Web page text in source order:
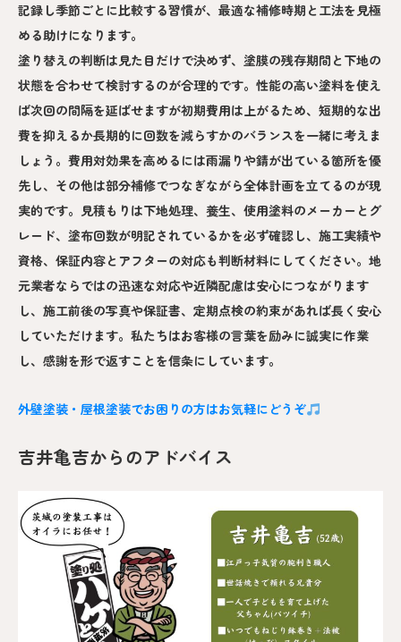
記録し季節ごとに比較する習慣が、最適な補修時期と工法を見極
める助けになります。
塗り替えの判断は見た目だけで決めず、塗膜の残存期間と下地の
状態を合わせて検討するのが合理的です。性能の高い塗料を使え
ば次回の間隔を延ばせますが初期費用は上がるため、短期的な出
費を抑えるか長期的に回数を減らすかのバランスを一緒に考えま
しょう。費用対効果を高めるには雨漏りや錆が出ている箇所を優
先し、その他は部分補修でつなぎながら全体計画を立てるのが現
実的です。見積もりは下地処理、養生、使用塗料のメーカーとグ
レード、塗布回数が明記されているかを必ず確認し、施工実績や
資格、保証内容とアフターの対応も判断材料にしてください。地
元業者ならではの迅速な対応や近隣配慮は安心につながります
し、施工前後の写真や保証書、定期点検の約束があれば長く安心
していただけます。私たちはお客様の言葉を励みに誠実に作業
し、感謝を形で返すことを信条にしています。
外壁塗装・屋根塗装でお困りの方はお気軽にどうぞ
吉井亀吉からのアドバイス